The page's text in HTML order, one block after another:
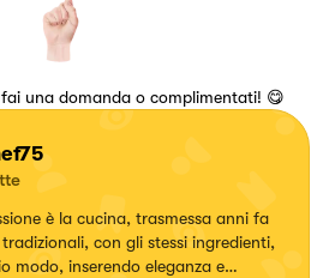
una domanda o complimentati! 😋
è la cucina, trasmessa anni fa
con gli stessi ingredienti,
modo, inserendo eleganza e